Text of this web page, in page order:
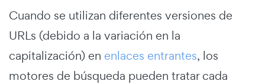
Cuando se utilizan diferentes versiones de
URLs (debido a la variación en la
capitalización) en enlaces entrantes, los
motores de búsqueda pueden tratar cada